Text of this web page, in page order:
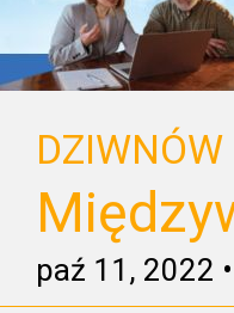
DZIWNÓW
paź 11, 2022 •